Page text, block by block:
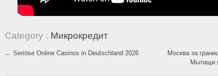
Category : Микрокредит
← Seriöse Online Casinos in Deutschland 2026
Москва за
Мытищи